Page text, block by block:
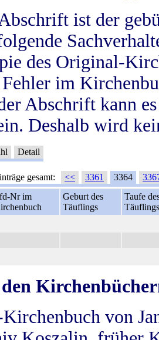
ist der
des Original-
im
Abschrift kann
Deshalb wird
Detail
gesamt: << 3361 3364
Nr im
Geburt des
Täuflings
Taufe
Täuflings
von